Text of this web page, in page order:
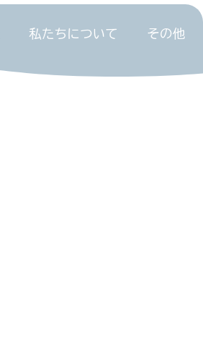
私たちについて その他